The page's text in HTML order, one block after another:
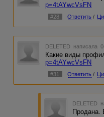
p=4tAYwcVsFN
#28 Ответить /
DELETED написала
Какие виды
p=4tAYwcVsFN
#31 Ответить /
DELETED
Продана.